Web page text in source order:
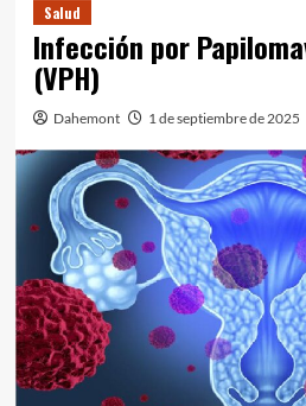
Salud
Infección por
(VPH)
Dahemont 1 de septiembre de 2025